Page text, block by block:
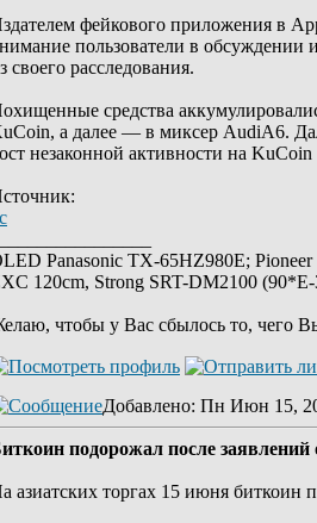
фейкового приложения в
пользователи в обсуждении
своего расследования.
средства
а далее — в миксер AudiA6.
незаконной активности на
Panasonic TX-65HZ980E;
120cm, Strong SRT-DM2100
чтобы у Вас сбылось то, чего
Добавлено: Пн Июн 15,
подорожал после
азиатских торгах 15 июня биткоин